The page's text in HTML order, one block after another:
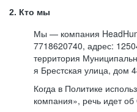
2. Кто мы
Мы — компания
7718620740, адрес:
территория
я Брестская улица, дом
Когда в Политике
компания», речь идет